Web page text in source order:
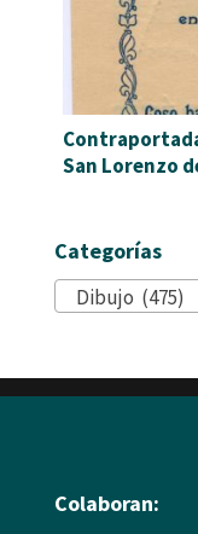
San Lorenzo
Categorías
Dibujo (475)
Colaboran: